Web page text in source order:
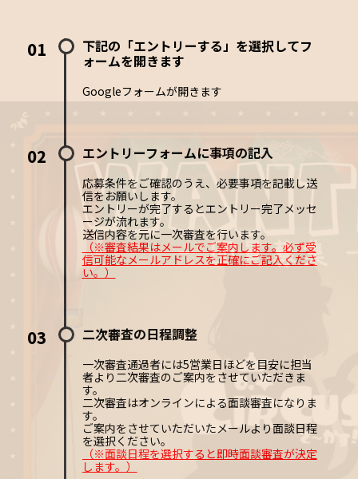
01 下記の「エントリーする」を選択してフ
ォームを開きます
Googleフォームが開きます
02 エントリーフォームに事項の記入
応募条件をご確認のうえ、必要事項を記載し送
信をお願いします。
エントリーが完了するとエントリー完了メッセ
ージが流れます。
送信内容を元に一次審査を行います。
（※審査結果はメールでご案内します。必ず受
信可能なメールアドレスを正確にご記入くださ
い。）
03 二次審査の日程調整
一次審査通過者には5営業日ほどを目安に担当
者より二次審査のご案内をさせていただきま
す。
二次審査はオンラインによる面談審査になりま
す。
ご案内をさせていただいたメールより面談日程
を選択ください。
（※面談日程を選択すると即時面談審査が決定
します。）